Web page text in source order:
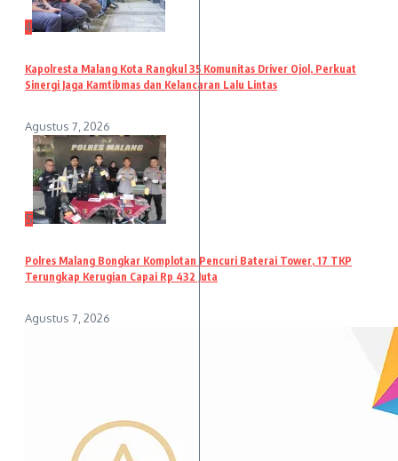
4
Kapolresta Malang Kota Rangkul 35 Komunitas Driver Ojol, Perkuat
Sinergi Jaga Kamtibmas dan Kelancaran Lalu Lintas
Agustus 7, 2026
5
Polres Malang Bongkar Komplotan Pencuri Baterai Tower, 17 TKP
Terungkap Kerugian Capai Rp 432 Juta
Agustus 7, 2026